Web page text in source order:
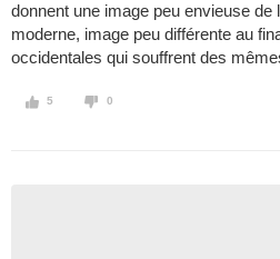
donnent une image peu envieuse de
moderne, image peu différente au
occidentales qui souffrent des
5 0